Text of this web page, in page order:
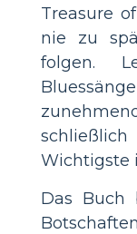
Treasure
nie zu
folgen.
Wichtigste
Das Buch